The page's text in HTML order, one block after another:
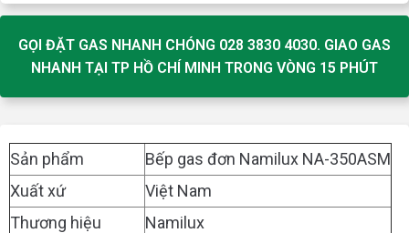
GỌI ĐẶT GAS NHANH CHÓNG 028 3830 4030. GIAO GAS
NHANH TẠI TP HỒ CHÍ MINH TRONG VÒNG 15 PHÚT
Sản phẩm
Bếp gas đơn Namilux NA-350ASM
Xuất xứ
Việt Nam
Thương hiệu
Namilux